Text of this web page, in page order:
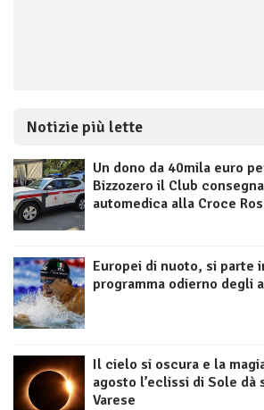
Notizie più lette
Un dono da 40mila euro
Bizzozero il Club
automedica alla Croce
Europei di nuoto, si parte
programma odierno degli
Il cielo si oscura e la
agosto l’eclissi di Sole
Varese